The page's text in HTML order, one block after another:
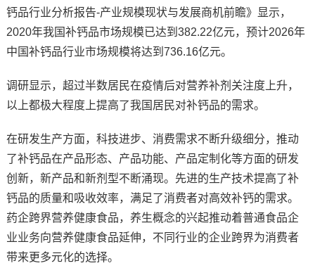
钙品行业分析报告-产业规模现状与发展商机前瞻》显示，
2020年我国补钙品市场规模已达到382.22亿元，预计2026年
中国补钙品行业市场规模将达到736.16亿元。
调研显示，超过半数居民在疫情后对营养补剂关注度上升，
以上都极大程度上提高了我国居民对补钙品的需求。
在研发生产方面，科技进步、消费需求不断升级细分，推动
了补钙品在产品形态、产品功能、产品定制化等方面的研发
创新，新产品和新剂型不断涌现。先进的生产技术提高了补
钙品的质量和吸收效率，满足了消费者对高效补钙的需求。
药企跨界营养健康食品，养生概念的兴起推动着普通食品企
业业务向营养健康食品延伸，不同行业的企业跨界为消费者
带来更多元化的选择。